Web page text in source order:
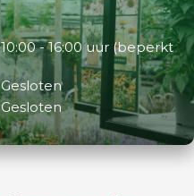
10:00 - 16:00 uur (beperkt
Gesloten
Gesloten